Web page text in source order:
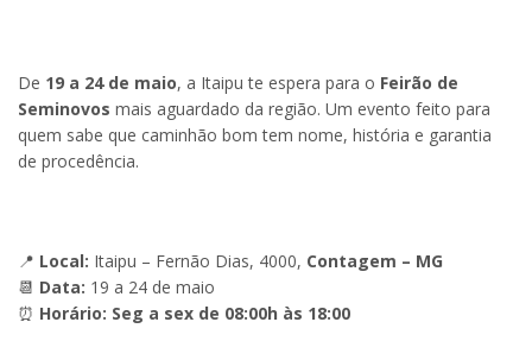
De 19 a 24 de maio, a Itaipu te espera para o Feirão de
Seminovos mais aguardado da região. Um evento feito para
quem sabe que caminhão bom tem nome, história e garantia
de procedência.
📍 Local: Itaipu – Fernão Dias, 4000, Contagem – MG
📆 Data: 19 a 24 de maio
⏰ Horário: Seg a sex de 08:00h às 18:00